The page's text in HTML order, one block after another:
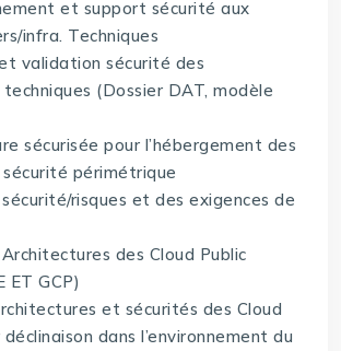
et support sécurité aux
infra. Techniques
validation sécurité des
(Dossier DAT, modèle
sécurisée pour l’hébergement des
périmétrique
risques et des exigences de
des Cloud Public
ET GCP)
et sécurités des Cloud
dans l’environnement du